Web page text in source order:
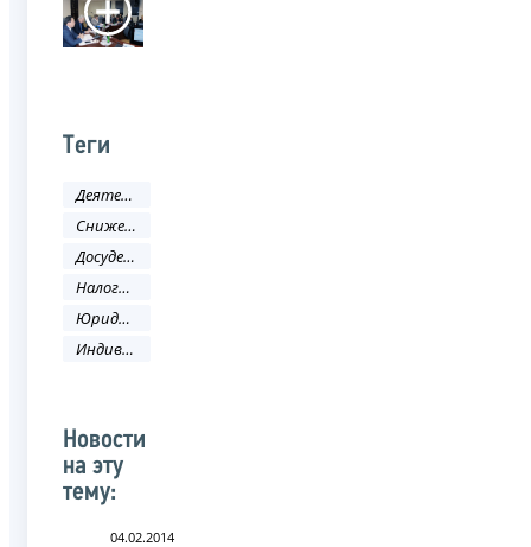
Теги
Деятельность ФНС
Снижение административных барьеров
Досудебное урегулирование налоговых споров
Налоговое законодательство
Юридическое лицо
Индивидуальный предприниматель
Новости
на эту
тему:
04.02.2014